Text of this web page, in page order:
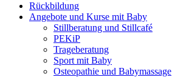
Rückbildung
Angebote und Kurse mit Baby
Stillberatung und Stillcafé
PEKiP
Trageberatung
Sport mit Baby
Osteopathie und Babymassage